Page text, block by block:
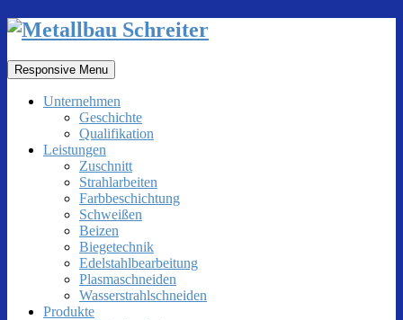
Responsive Menu
Unternehmen
Geschichte
Qualifikation
Leistungen
Zuschnitt
Strahlarbeiten
Farbbeschichtung
Schweißen
Beizen
Biegetechnik
Edelstahlbearbeitung
Plasmaschneiden
Wasserstrahlschneiden
Produkte